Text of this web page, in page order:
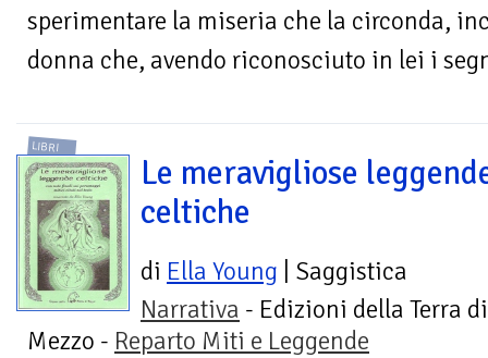
sperimentare la miseria che la circonda,
donna che, avendo riconosciuto in lei i
LIBRI
Le meravigliose
celtiche
di Ella Young | Saggistica
Narrativa - Edizioni della Terra di
Mezzo - Reparto Miti e Leggende